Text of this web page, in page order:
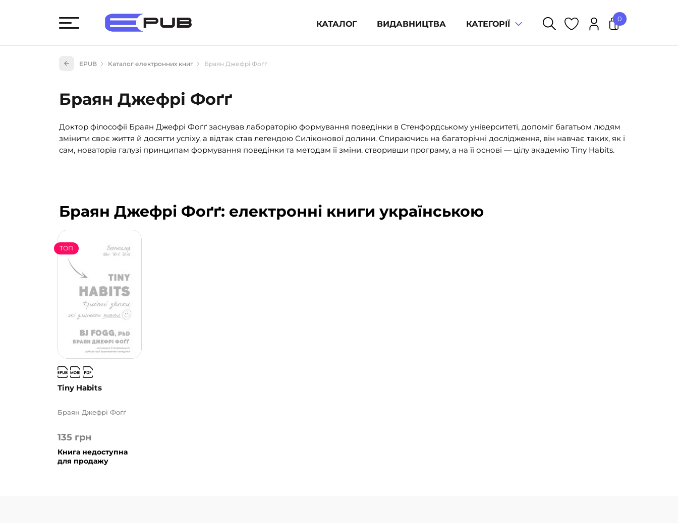
КАТАЛОГ ВИДАВНИЦТВА КАТЕГОРІЇ
Художня література (1854)
Науково-популярна література (1015)
Навчальна література та посібники
(527)
Енциклопедії, довідники, словники
(55)
0
У кошику немає товарів.
EPUB Каталог електронних книг Браян Джефрі Фоґґ
Браян Джефрі Фоґґ
Доктор філософії Браян Джефрі Фоґґ заснував лабораторію формування поведінки в Стенфордському університеті, допоміг багатьом людям
змінити своє життя й досягти успіху, а відтак став легендою Силіконової долини. Спираючись на багаторічні дослідження, він навчає таких, як і
сам, новаторів галузі принципам формування поведінки та методам її зміни, створивши програму, а на її основі — цілу академію Tiny Habits.
Браян Джефрі Фоґґ: електронні книги українською
Tiny Habits
ТОП
135 грн
Браян Джефрі Фоґґ
Книга недоступна
для продажу